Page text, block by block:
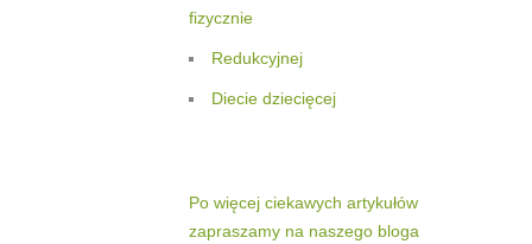
fizycznie
Redukcyjnej
Diecie dziecięcej
Po więcej ciekawych artykułów
zapraszamy na naszego bloga